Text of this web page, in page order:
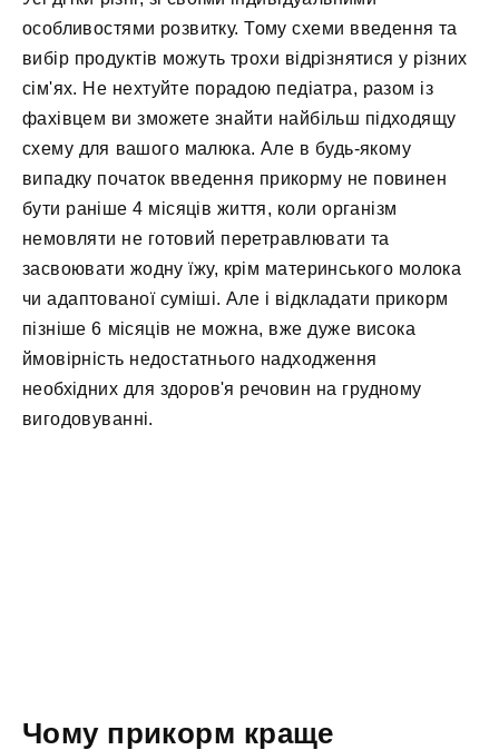
особливостями розвитку. Тому схеми введення та
вибір продуктів можуть трохи відрізнятися у різних
сім'ях. Не нехтуйте порадою педіатра, разом із
фахівцем ви зможете знайти найбільш підходящу
схему для вашого малюка. Але в будь-якому
випадку початок введення прикорму не повинен
бути раніше 4 місяців життя, коли організм
немовляти не готовий перетравлювати та
засвоювати жодну їжу, крім материнського молока
чи адаптованої суміші. Але і відкладати прикорм
пізніше 6 місяців не можна, вже дуже висока
ймовірність недостатнього надходження
необхідних для здоров'я речовин на грудному
вигодовуванні.
Чому прикорм краще